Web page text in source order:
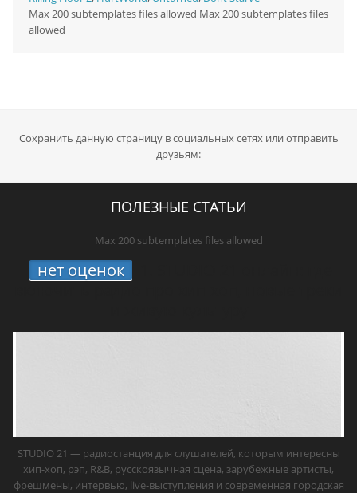
Max 200 subtemplates files allowed Max 200 subtemplates files
allowed
Сохранить данную страницу в социальных сетях или отправить
друзьям:
ПОЛЕЗНЫЕ СТАТЬИ
Max 200 subtemplates files allowed
нет оценок
STUDIO 21 — радиостанция для слушателей, которым интересны
хип-хоп, рэп, R&B, русскоязычная сцена, зарубежные артисты,
фрешмены, интервью, live-выступления и современная городская